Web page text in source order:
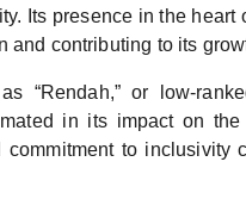
Its presence in the heart
contributing to its
“Rendah,” or low-
in its impact on the
to inclusivity